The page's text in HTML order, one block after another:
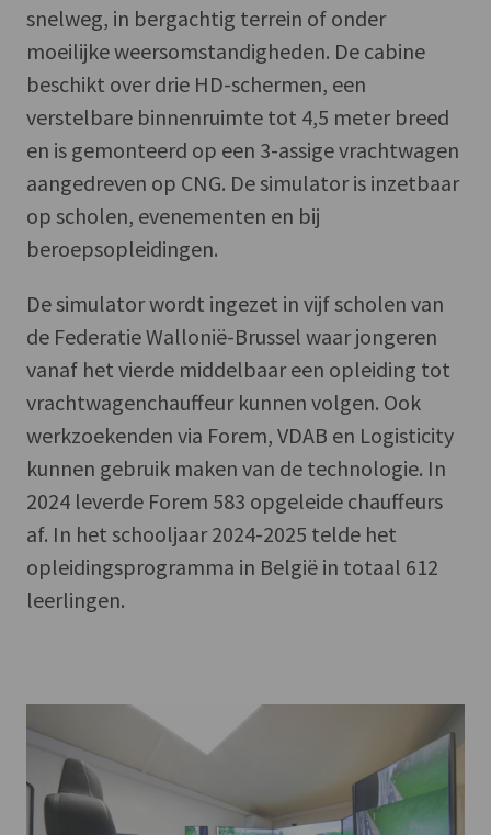
snelweg, in bergachtig terrein of onder
moeilijke weersomstandigheden. De cabine
beschikt over drie HD-schermen, een
verstelbare binnenruimte tot 4,5 meter breed
en is gemonteerd op een 3-assige vrachtwagen
aangedreven op CNG. De simulator is inzetbaar
op scholen, evenementen en bij
beroepsopleidingen.
De simulator wordt ingezet in vijf scholen van
de Federatie Wallonië-Brussel waar jongeren
vanaf het vierde middelbaar een opleiding tot
vrachtwagenchauffeur kunnen volgen. Ook
werkzoekenden via Forem, VDAB en Logisticity
kunnen gebruik maken van de technologie. In
2024 leverde Forem 583 opgeleide chauffeurs
af. In het schooljaar 2024-2025 telde het
opleidingsprogramma in België in totaal 612
leerlingen.